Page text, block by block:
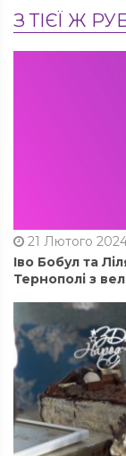
З ТІЄЇ Ж
21 Лютого
Іво Бобул та
Тернополі з